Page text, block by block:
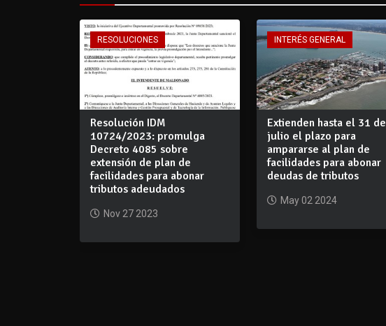
RESOLUCIONES
Resolución IDM
10724/2023: promulga
Decreto 4085 sobre
extensión de plan de
facilidades para abonar
tributos adeudados
Nov 27 2023
INTERÉS GENERAL
Extienden hasta el 31 de
julio el plazo para
ampararse al plan de
facilidades para abonar
deudas de tributos
May 02 2024